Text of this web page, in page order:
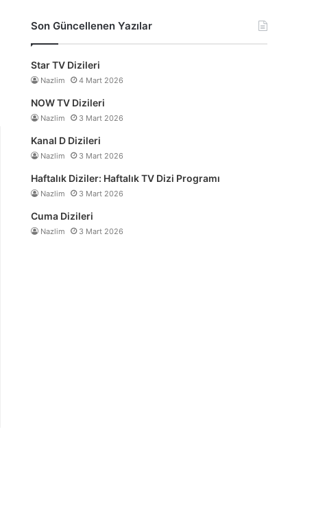
Son Güncellenen Yazılar
Star TV Dizileri
Nazlim 4 Mart 2026
NOW TV Dizileri
Nazlim 3 Mart 2026
Kanal D Dizileri
Nazlim 3 Mart 2026
Haftalık Diziler: Haftalık TV Dizi Programı
Nazlim 3 Mart 2026
Cuma Dizileri
Nazlim 3 Mart 2026